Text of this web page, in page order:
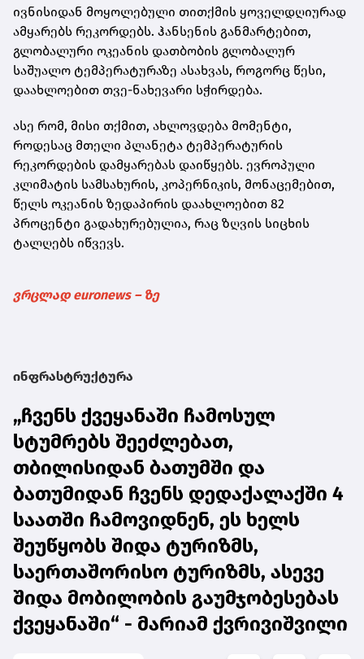
ივნისიდან მოყოლებული თითქმის ყოველდღიურად
ამყარებს რეკორდებს. ჰანსენის განმარტებით,
გლობალური ოკეანის დათბობის გლობალურ
საშუალო ტემპერატურაზე ასახვას, როგორც წესი,
დაახლოებით თვე-ნახევარი სჭირდება.
ასე რომ, მისი თქმით, ახლოვდება მომენტი,
როდესაც მთელი პლანეტა ტემპერატურის
რეკორდების დამყარებას დაიწყებს. ევროპული
კლიმატის სამსახურის, კოპერნიკის, მონაცემებით,
წელს ოკეანის ზედაპირის დაახლოებით 82
პროცენტი გადახურებულია, რაც ზღვის სიცხის
ტალღებს იწვევს.
ვრცლად euronews – ზე
ინფრასტრუქტურა
„ჩვენს ქვეყანაში ჩამოსულ
სტუმრებს შეეძლებათ,
თბილისიდან ბათუმში და
ბათუმიდან ჩვენს დედაქალაქში 4
საათში ჩამოვიდნენ, ეს ხელს
შეუწყობს შიდა ტურიზმს,
საერთაშორისო ტურიზმს, ასევე
შიდა მობილობის გაუმჯობესებას
ქვეყანაში“ - მარიამ ქვრივიშვილი